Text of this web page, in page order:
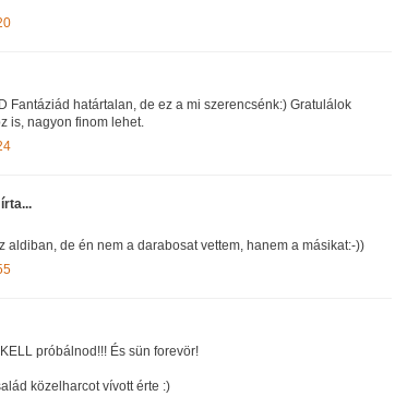
Fantáziád határtalan, de ez a mi szerencsénk:) Gratulálok
is, nagyon finom lehet.
írta...
aldiban, de én nem a darabosat vettem, hanem a másikat:-))
próbálnod!!! És sün forevör!
közelharcot vívott érte :)